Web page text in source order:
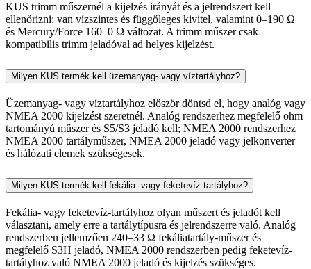
KUS trimm műszernél a kijelzés irányát és a jelrendszert kell
ellenőrizni: van vízszintes és függőleges kivitel, valamint 0–190 Ω
és Mercury/Force 160–0 Ω változat. A trimm műszer csak
kompatibilis trimm jeladóval ad helyes kijelzést.
Milyen KUS termék kell üzemanyag- vagy víztartályhoz?
Üzemanyag- vagy víztartályhoz először döntsd el, hogy analóg vagy
NMEA 2000 kijelzést szeretnél. Analóg rendszerhez megfelelő ohm
tartományú műszer és S5/S3 jeladó kell; NMEA 2000 rendszerhez
NMEA 2000 tartályműszer, NMEA 2000 jeladó vagy jelkonverter
és hálózati elemek szükségesek.
Milyen KUS termék kell fekália- vagy feketevíz-tartályhoz?
Fekália- vagy feketevíz-tartályhoz olyan műszert és jeladót kell
választani, amely erre a tartálytípusra és jelrendszerre való. Analóg
rendszerben jellemzően 240–33 Ω fekáliatartály-műszer és
megfelelő S3H jeladó, NMEA 2000 rendszerben pedig feketevíz-
tartályhoz való NMEA 2000 jeladó és kijelzés szükséges.